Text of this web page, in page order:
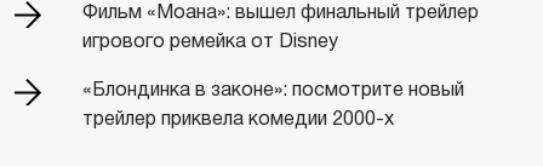
Фильм «Моана»: вышел финальный трейлер
игрового ремейка от Disney
«Блондинка в законе»: посмотрите новый
трейлер приквела комедии 2000-х